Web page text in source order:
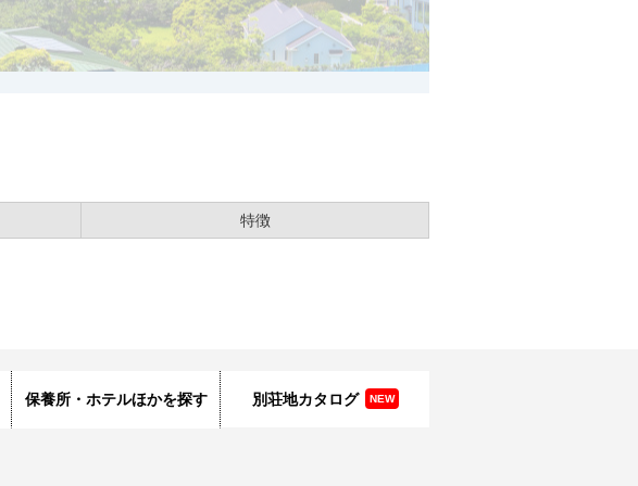
特徴
保養所・ホテルほかを探す 別荘地カタログ NEW